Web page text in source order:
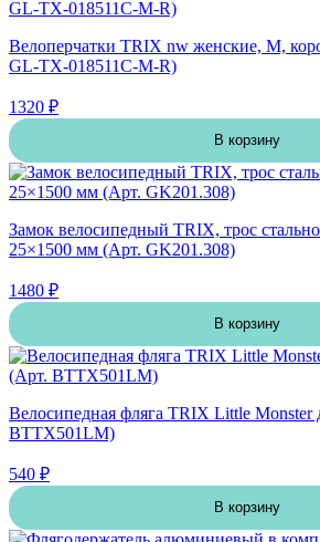
Велоперчатки TRIX nw женские, M,
GL-TX-018511C-M-R)
1320 ₽
В корзину
Замок велосипедный TRIX, трос
25×1500 мм (Арт. GK201.308)
1480 ₽
В корзину
Велосипедная фляга TRIX Little Monster
BTTX501LM)
540 ₽
В корзину